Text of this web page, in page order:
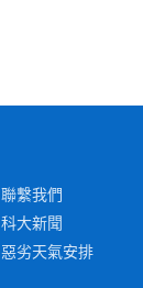
聯繫我們
科大新聞
惡劣天氣安排